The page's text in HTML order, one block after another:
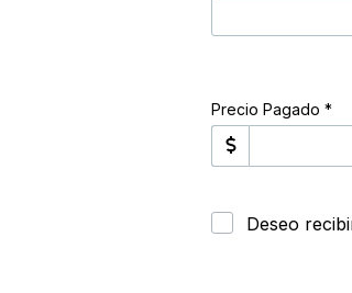
Precio Pagado *
Deseo